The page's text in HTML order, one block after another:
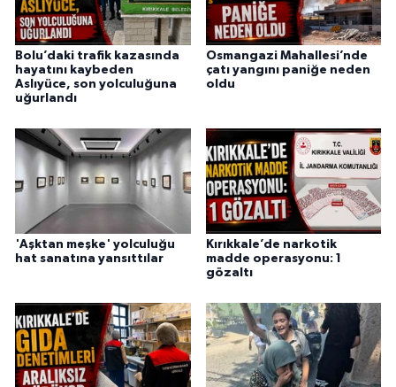
Bolu’daki trafik kazasında
hayatını kaybeden
Aslıyüce, son yolculuğuna
uğurlandı
Osmangazi Mahallesi’nde
çatı yangını paniğe neden
oldu
'Aşktan meşke' yolculuğu
hat sanatına yansıttılar
Kırıkkale’de narkotik
madde operasyonu: 1
gözaltı